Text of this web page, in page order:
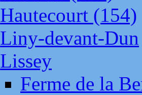
Hautecourt (154)
Liny-devant-Dun
Lissey
Ferme de la